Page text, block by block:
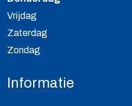
Vrijdag
Zaterdag
Zondag
Informatie